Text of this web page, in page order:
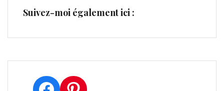
Suivez-moi également ici :